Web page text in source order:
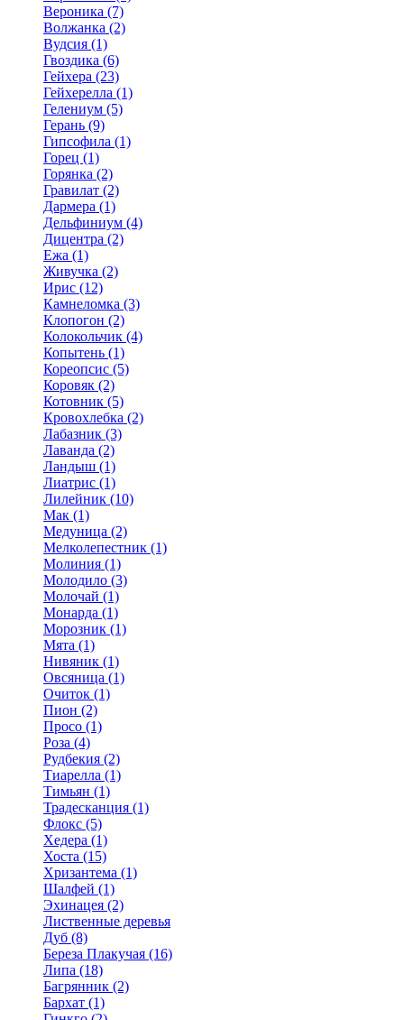
Вероника (7)
Волжанка (2)
Вудсия (1)
Гвоздика (6)
Гейхера (23)
Гейхерелла (1)
Гелениум (5)
Герань (9)
Гипсофила (1)
Горец (1)
Горянка (2)
Гравилат (2)
Дармера (1)
Дельфиниум (4)
Дицентра (2)
Ежа (1)
Живучка (2)
Ирис (12)
Камнеломка (3)
Клопогон (2)
Колокольчик (4)
Копытень (1)
Кореопсис (5)
Коровяк (2)
Котовник (5)
Кровохлебка (2)
Лабазник (3)
Лаванда (2)
Ландыш (1)
Лиатрис (1)
Лилейник (10)
Мак (1)
Медуница (2)
Мелколепестник (1)
Молиния (1)
Молодило (3)
Молочай (1)
Монарда (1)
Морозник (1)
Мята (1)
Нивяник (1)
Овсяница (1)
Очиток (1)
Пион (2)
Просо (1)
Роза (4)
Рудбекия (2)
Тиарелла (1)
Тимьян (1)
Традесканция (1)
Флокс (5)
Хедера (1)
Хоста (15)
Хризантема (1)
Шалфей (1)
Эхинацея (2)
Лиственные деревья
Дуб (8)
Береза Плакучая (16)
Липа (18)
Багрянник (2)
Бархат (1)